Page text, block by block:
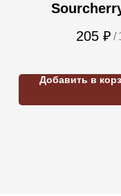
(стекло)
205 ₽ /
Добавить в